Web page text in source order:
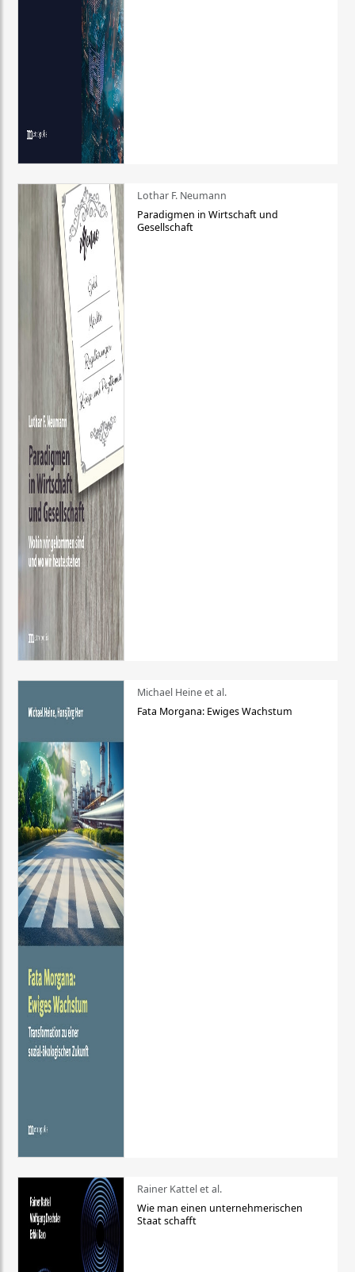
Lothar F. Neumann
Paradigmen in Wirtschaft und
Gesellschaft
Michael Heine et al.
Fata Morgana: Ewiges Wachstum
Rainer Kattel et al.
Wie man einen unternehmerischen
Staat schafft